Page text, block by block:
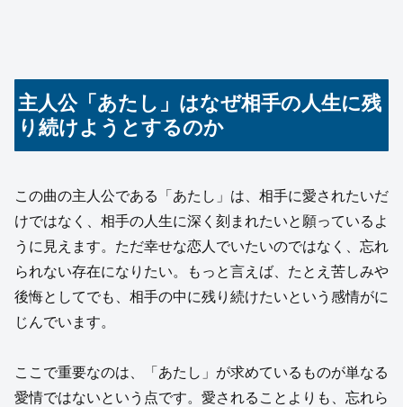
主人公「あたし」はなぜ相手の人生に残
り続けようとするのか
この曲の主人公である「あたし」は、相手に愛されたいだ
けではなく、相手の人生に深く刻まれたいと願っているよ
うに見えます。ただ幸せな恋人でいたいのではなく、忘れ
られない存在になりたい。もっと言えば、たとえ苦しみや
後悔としてでも、相手の中に残り続けたいという感情がに
じんでいます。
ここで重要なのは、「あたし」が求めているものが単なる
愛情ではないという点です。愛されることよりも、忘れら